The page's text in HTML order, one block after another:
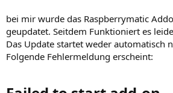
bei mir wurde das Raspberrymatic
geupdatet. Seitdem Funktioniert es
Das Update startet weder automatisch
Folgende Fehlermeldung erscheint: